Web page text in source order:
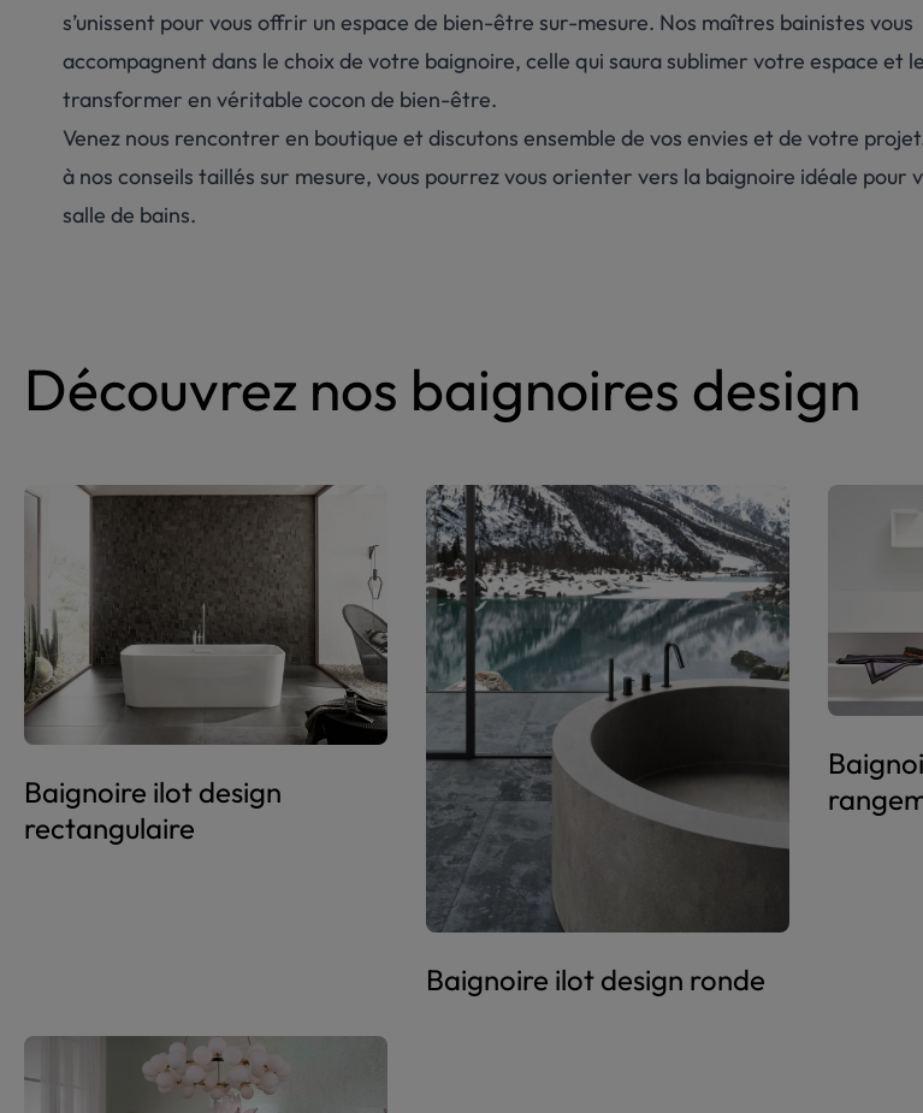
s’unissent pour vous offrir un espace de bien-être sur-mesure. Nos maîtres bainistes vous
accompagnent dans le choix de votre baignoire, celle qui saura sublimer votre espace et le
transformer en véritable cocon de bien-être.
Venez nous rencontrer en boutique et discutons ensemble de vos envies et de votre
à nos conseils taillés sur mesure, vous pourrez vous orienter vers la baignoire idéale pour
salle de bains.
Découvrez nos baignoires design
Baignoire ilot design
rectangulaire
Baignoire ilot design ronde